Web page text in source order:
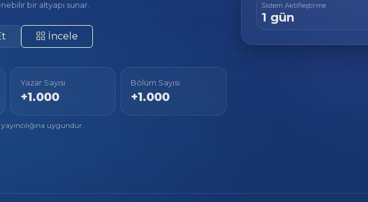
bir altyapı sunar.
İncele
Yazar Sayısı
+1.000
Bölüm Sayısı
+1.000
uygundur.
Sistem Aktifleştirme
1 gün